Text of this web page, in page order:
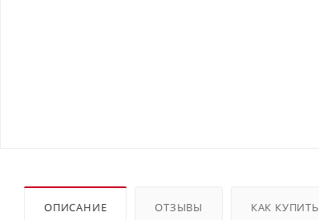
ОПИСАНИЕ ОТЗЫВЫ КАК КУПИТЬ